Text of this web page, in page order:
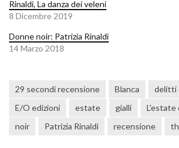
Rinaldi, La danza dei veleni
8 Dicembre 2019
Donne noir: Patrizia Rinaldi
14 Marzo 2018
29 secondi recensione Blanca
delitti
E/O edizioni
estate gialli L'estate
noir
Patrizia Rinaldi recensione